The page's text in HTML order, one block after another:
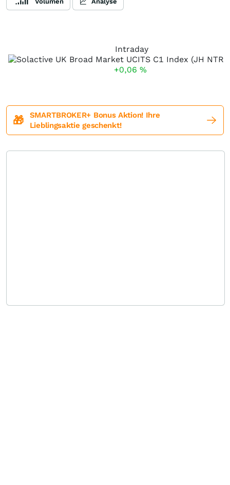
Intraday
+0,06 %
🎁
SMARTBROKER+ Bonus Aktion! Ihre
Lieblingsaktie geschenkt!